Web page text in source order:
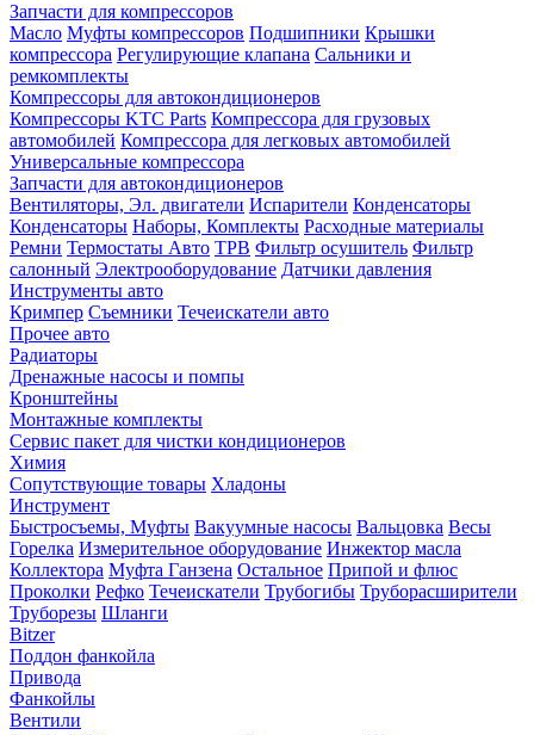
Запчасти для компрессоров
Масло Муфты компрессоров Подшипники Крышки
компрессора Регулирующие клапана Сальники и
ремкомплекты
Компрессоры для автокондиционеров
Компрессоры KTC Parts Компрессора для грузовых
автомобилей Компрессора для легковых автомобилей
Универсальные компрессора
Запчасти для автокондиционеров
Вентиляторы, Эл. двигатели Испарители Конденсаторы
Конденсаторы Наборы, Комплекты Расходные материалы
Ремни Термостаты Авто ТРВ Фильтр осушитель Фильтр
салонный Электрооборудование Датчики давления
Инструменты авто
Кримпер Съемники Течеискатели авто
Прочее авто
Радиаторы
Дренажные насосы и помпы
Кронштейны
Монтажные комплекты
Сервис пакет для чистки кондиционеров
Химия
Сопутствующие товары Хладоны
Инструмент
Быстросъемы, Муфты Вакуумные насосы Вальцовка Весы
Горелка Измерительное оборудование Инжектор масла
Коллектора Муфта Ганзена Остальное Припой и флюс
Проколки Рефко Течеискатели Трубогибы Труборасширители
Труборезы Шланги
Bitzer
Поддон фанкойла
Привода
Фанкойлы
Вентили